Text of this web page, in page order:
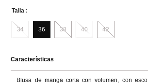
Talla
34 36 38 40 42
Características
Blusa de manga corta con volumen, con